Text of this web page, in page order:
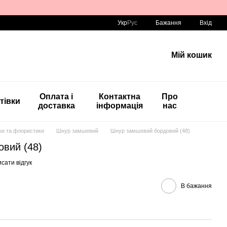
УкрРус Бажання Вхід
Мій кошик
Оплата і
доставка
Контактна
інформація
Про
нас
та флористики Шнур замшевий Шнур замшевий бордовий (48)
(48)
відгук
В бажання